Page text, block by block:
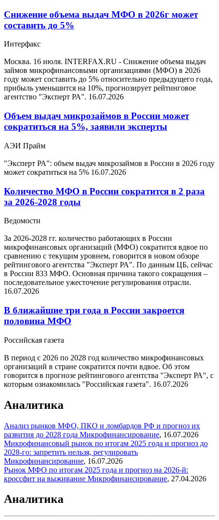
Снижение объема выдач МФО в 2026г может
составить до 5%
Интерфакс
Москва. 16 июля. INTERFAX.RU - Снижение объема выдач
займов микрофинансовыми организациями (МФО) в 2026
году может составить до 5% относительно предыдущего года,
прибыль уменьшится на 10%, прогнозирует рейтинговое
агентство "Эксперт РА". 16.07.2026
Объем выдач микрозаймов в России может
сократиться на 5%, заявили эксперты
АЭИ Прайм
"Эксперт РА": объем выдач микрозаймов в России в 2026 году
может сократиться на 5% 16.07.2026
Количество МФО в России сократится в 2 раза
за 2026-2028 годы
Ведомости
За 2026-2028 гг. количество работающих в России
микрофинансовых организаций (МФО) сократится вдвое по
сравнению с текущим уровнем, говорится в новом обзоре
рейтингового агентства "Эксперт РА". По данным ЦБ, сейчас
в России 833 МФО. Основная причина такого сокращения –
последовательное ужесточение регулирования отрасли.
16.07.2026
В ближайшие три года в России закроется
половина МФО
Российская газета
В период с 2026 по 2028 год количество микрофинансовых
организаций в стране сократится почти вдвое. Об этом
говорится в прогнозе рейтингового агентства "Эксперт РА", с
которым ознакомилась "Российская газета". 16.07.2026
Аналитика
Анализ рынков МФО, ПКО и ломбардов РФ и прогноз их
развития до 2028 года Микрофинансирование, 16.07.2026
Микрофинансовый рынок по итогам 2025 года и прогноз до
2028-го: запретить нельзя, регулировать
Микрофинансирование, 16.07.2026
Рынок МФО по итогам 2025 года и прогноз на 2026-й:
кроссфит на выживание Микрофинансирование, 27.04.2026
Аналитика